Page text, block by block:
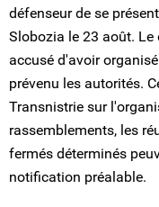
défenseur de se
Slobozia le 23 août.
accusé d'avoir
prévenu les autorités.
Transnistrie sur
rassemblements, les
fermés déterminés
notification préalable.